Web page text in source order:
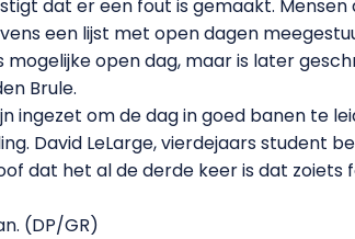
dat er een fout is gemaakt.
een lijst met open dagen
mogelijke open dag, maar is later
Brule.
ingezet om de dag in goed banen te
David LeLarge, vierdejaars student
dat het al de derde keer is dat
(DP/GR)